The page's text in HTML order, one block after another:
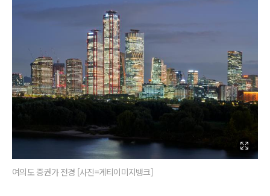
여의도 증권가 전경 [사진=게티이미지뱅크]